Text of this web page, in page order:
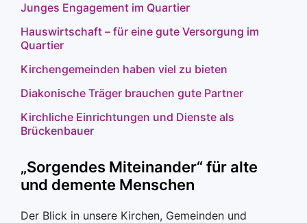
Junges Engagement im Quartier
Hauswirtschaft – für eine gute Versorgung im
Quartier
Kirchengemeinden haben viel zu bieten
Diakonische Träger brauchen gute Partner
Kirchliche Einrichtungen und Dienste als
Brückenbauer
„Sorgendes Miteinander“ für alte
und demente Menschen
Der Blick in unsere Kirchen, Gemeinden und